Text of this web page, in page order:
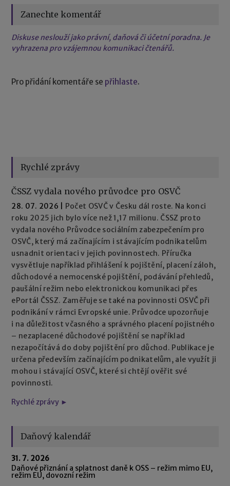
Zanechte komentář
Diskuse neslouží jako právní, daňová či účetní poradna. Je
vyhrazena pro vzájemnou komunikaci čtenářů.
Pro přidání komentáře se přihlaste.
Rychlé zprávy
ČSSZ vydala nového průvodce pro OSVČ
28. 07. 2026
Počet OSVČ v Česku dál roste. Na konci
roku 2025 jich bylo více než 1,17 milionu. ČSSZ proto
vydala nového Průvodce sociálním zabezpečením pro
OSVČ, který má začínajícím i stávajícím podnikatelům
usnadnit orientaci v jejich povinnostech. Příručka
vysvětluje například přihlášení k pojištění, placení záloh,
důchodové a nemocenské pojištění, podávání přehledů,
paušální režim nebo elektronickou komunikaci přes
ePortál ČSSZ. Zaměřuje se také na povinnosti OSVČ při
podnikání v rámci Evropské unie. Průvodce upozorňuje
i na důležitost včasného a správného placení pojistného
– nezaplacené důchodové pojištění se například
nezapočítává do doby pojištění pro důchod. Publikace je
určena především začínajícím podnikatelům, ale využít ji
mohou i stávající OSVČ, které si chtějí ověřit své
povinnosti.
Rychlé zprávy ►
Daňový kalendář
31. 7. 2026
Daňové přiznání a splatnost daně k OSS – režim mimo EU,
režim EU, dovozní režim